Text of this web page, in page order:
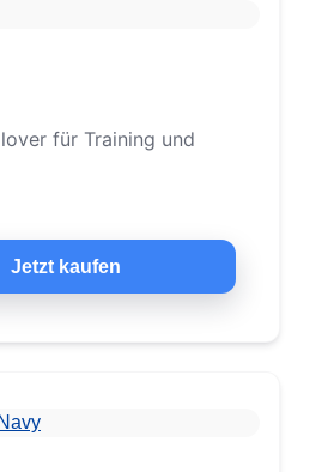
für Training und
Jetzt kaufen